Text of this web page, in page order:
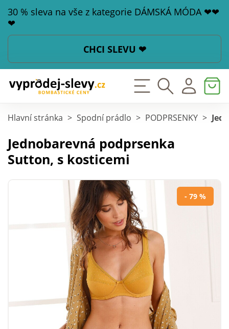
30 % sleva na vše z kategorie DÁMSKÁ MÓDA ❤❤
❤
CHCI SLEVU ❤
Hlavní stránka > Spodní prádlo > PODPRSENKY >
Jednobarevná podprsenka
Sutton, s kosticemi
- 79 %